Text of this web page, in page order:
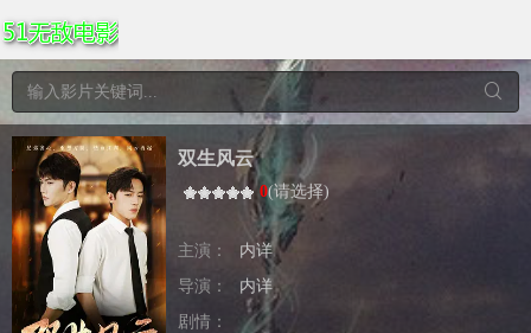
双生风云
0(请选择)
主演：
内详
导演：
内详
剧情：